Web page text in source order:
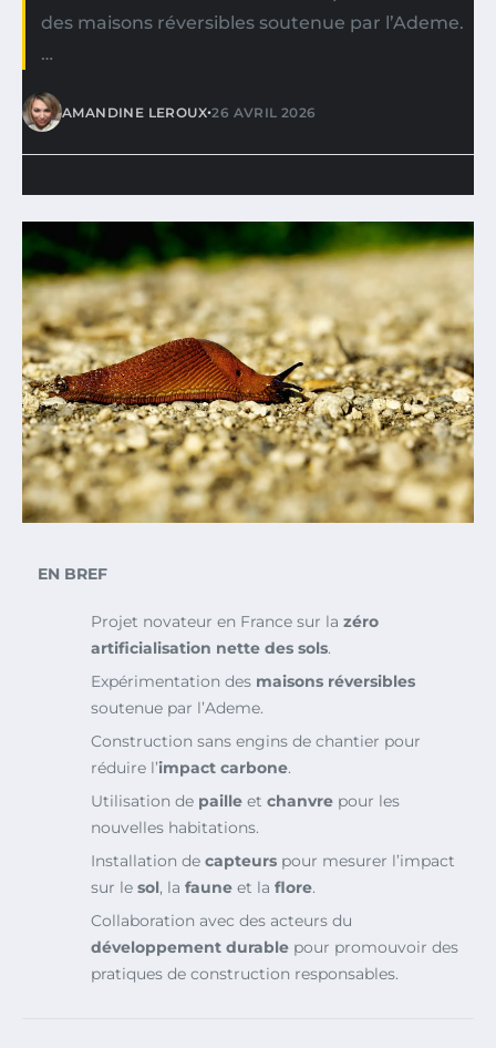
des maisons réversibles soutenue par l’Ademe.
…
AMANDINE LEROUX•26 AVRIL 2026
EN BREF
Projet novateur en France sur la zéro
artificialisation nette des sols.
Expérimentation des maisons réversibles
soutenue par l’Ademe.
Construction sans engins de chantier pour
réduire l’impact carbone.
Utilisation de paille et chanvre pour les
nouvelles habitations.
Installation de capteurs pour mesurer l’impact
sur le sol, la faune et la flore.
Collaboration avec des acteurs du
développement durable pour promouvoir des
pratiques de construction responsables.